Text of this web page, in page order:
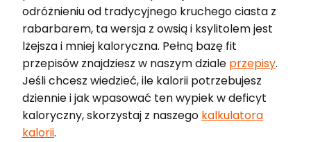
odróżnieniu od tradycyjnego kruchego ciasta z
rabarbarem, ta wersja z owsią i ksylitolem jest
lżejsza i mniej kaloryczna. Pełną bazę fit
przepisów znajdziesz w naszym dziale przepisy.
Jeśli chcesz wiedzieć, ile kalorii potrzebujesz
dziennie i jak wpasować ten wypiek w deficyt
kaloryczny, skorzystaj z naszego kalkulatora
kalorii.